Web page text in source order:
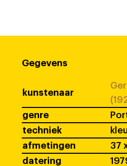
Gegevens
kunstenaar
genre
techniek
afmetingen
37
datering